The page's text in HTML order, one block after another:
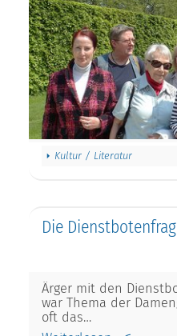
Kultur / Literatur
Die
Ärger mit den
war Thema der
oft das…